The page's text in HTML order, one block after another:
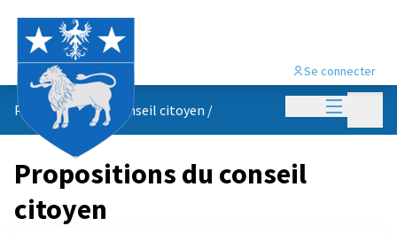
Menu
Se connecter
Propositions du conseil citoyen /
Propositions du conseil
citoyen